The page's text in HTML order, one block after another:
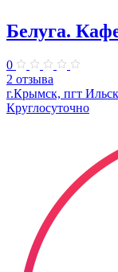
Белуга.
0
2 отзыва
г.Крымск, пгт
Круглосуточно